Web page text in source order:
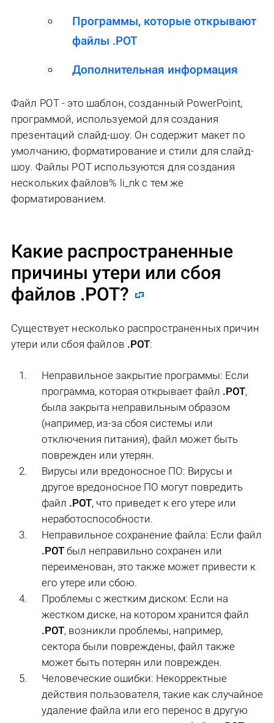
Программы, которые открывают
файлы .POT
Дополнительная информация
Файл POT - это шаблон, созданный PowerPoint,
программой, используемой для создания
презентаций слайд-шоу. Он содержит макет по
умолчанию, форматирование и стили для слайд-
шоу. Файлы POT используются для создания
нескольких файлов% li_nk с тем же
форматированием.
Какие распространенные
причины утери или сбоя
файлов .POT?
Существует несколько распространенных причин
утери или сбоя файлов .POT:
Неправильное закрытие программы: Если
программа, которая открывает файл .POT,
была закрыта неправильным образом
(например, из-за сбоя системы или
отключения питания), файл может быть
поврежден или утерян.
Вирусы или вредоносное ПО: Вирусы и
другое вредоносное ПО могут повредить
файл .POT, что приведет к его утере или
неработоспособности.
Неправильное сохранение файла: Если файл
.POT был неправильно сохранен или
переименован, это также может привести к
его утере или сбою.
Проблемы с жестким диском: Если на
жестком диске, на котором хранится файл
.POT, возникли проблемы, например,
сектора были повреждены, файл также
может быть потерян или поврежден.
Человеческие ошибки: Некорректные
действия пользователя, такие как случайное
удаление файла или его перенос в другую